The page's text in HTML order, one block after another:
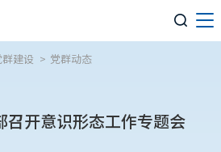

群建设 > 党群动态
召开意识形态工作专题会